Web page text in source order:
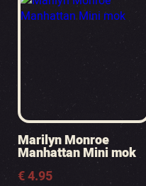
Marilyn Monroe
Manhattan Mini mok
€4.95